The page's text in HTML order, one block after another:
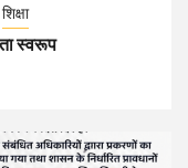
शिक्षा
स्वरूप